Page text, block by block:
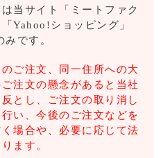
当サイト「ミートファク
Yahoo!ショッピング」
です。
ご注文、同一住所への大
注文の懸念があると当社
とし、ご注文の取り消し
い、今後のご注文などを
場合や、必要に応じて法
ます。